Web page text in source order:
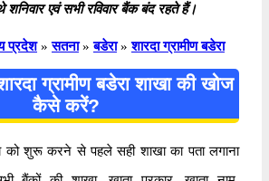
एवं सभी रविवार बैंक बंद रहते हैं।
प्रदेश » सतना » बडेरा » शारदा ग्रामीण बडेरा
ग्रामीण बडेरा शाखा की खोज
कैसे करें?
को शुरू करने से पहले सही शाखा का पता लगाना